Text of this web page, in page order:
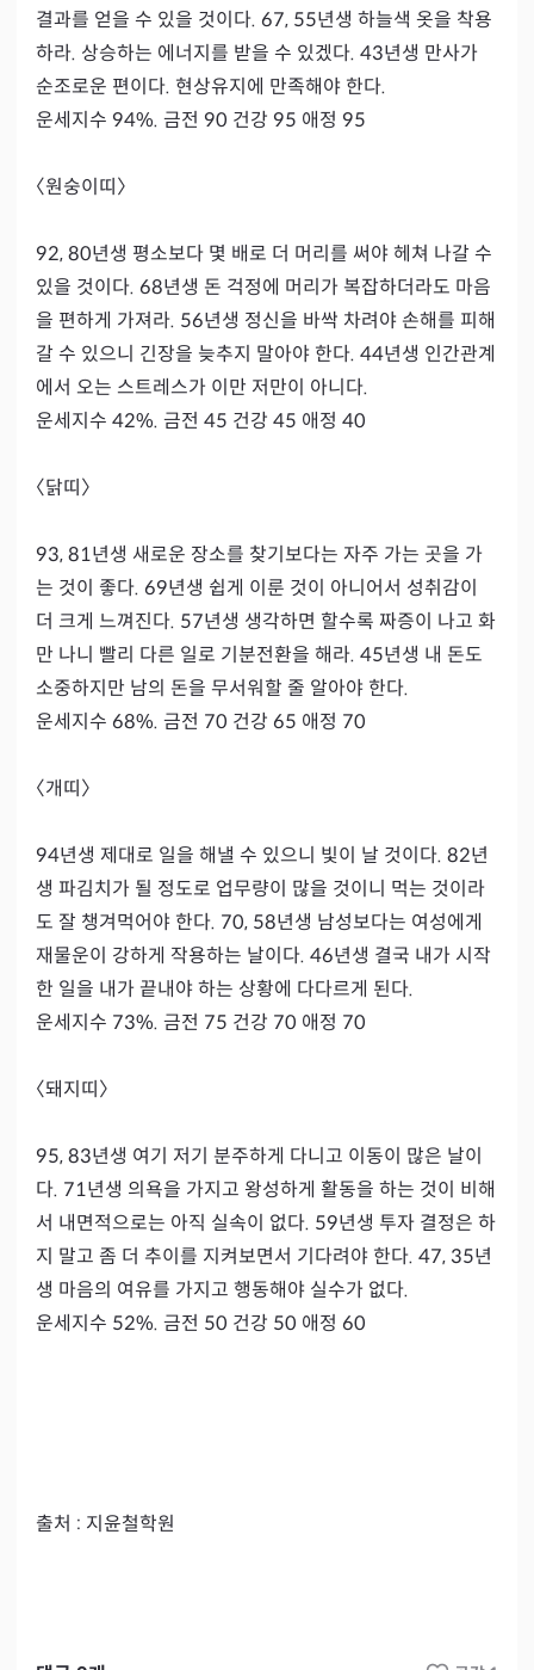
결과를 얻을 수 있을 것이다. 67, 55년생 하늘색 옷을 착용
하라. 상승하는 에너지를 받을 수 있겠다. 43년생 만사가
순조로운 편이다. 현상유지에 만족해야 한다.
운세지수 94%. 금전 90 건강 95 애정 95
〈원숭이띠〉
92, 80년생 평소보다 몇 배로 더 머리를 써야 헤쳐 나갈 수
있을 것이다. 68년생 돈 걱정에 머리가 복잡하더라도 마음
을 편하게 가져라. 56년생 정신을 바싹 차려야 손해를 피해
갈 수 있으니 긴장을 늦추지 말아야 한다. 44년생 인간관계
에서 오는 스트레스가 이만 저만이 아니다.
운세지수 42%. 금전 45 건강 45 애정 40
〈닭띠〉
93, 81년생 새로운 장소를 찾기보다는 자주 가는 곳을 가
는 것이 좋다. 69년생 쉽게 이룬 것이 아니어서 성취감이
더 크게 느껴진다. 57년생 생각하면 할수록 짜증이 나고 화
만 나니 빨리 다른 일로 기분전환을 해라. 45년생 내 돈도
소중하지만 남의 돈을 무서워할 줄 알아야 한다.
운세지수 68%. 금전 70 건강 65 애정 70
〈개띠〉
94년생 제대로 일을 해낼 수 있으니 빛이 날 것이다. 82년
생 파김치가 될 정도로 업무량이 많을 것이니 먹는 것이라
도 잘 챙겨먹어야 한다. 70, 58년생 남성보다는 여성에게
재물운이 강하게 작용하는 날이다. 46년생 결국 내가 시작
한 일을 내가 끝내야 하는 상황에 다다르게 된다.
운세지수 73%. 금전 75 건강 70 애정 70
〈돼지띠〉
95, 83년생 여기 저기 분주하게 다니고 이동이 많은 날이
다. 71년생 의욕을 가지고 왕성하게 활동을 하는 것이 비해
서 내면적으로는 아직 실속이 없다. 59년생 투자 결정은 하
지 말고 좀 더 추이를 지켜보면서 기다려야 한다. 47, 35년
생 마음의 여유를 가지고 행동해야 실수가 없다.
운세지수 52%. 금전 50 건강 50 애정 60
출처 : 지윤철학원